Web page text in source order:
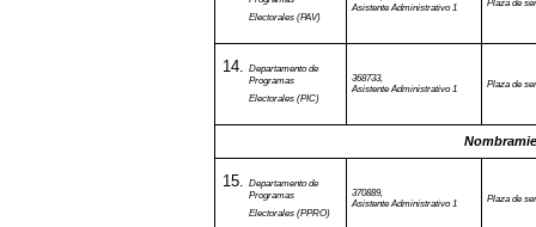
Electorales (PAV)
Asistente Administrativo 1
Plaza de
Departamento de
Programas
Electorales (PIC)
368733,
Asistente Administrativo 1
Plaza de
Departamento de
Programas
Electorales (PPRO)
370889,
Asistente Administrativo 1
Plaza de